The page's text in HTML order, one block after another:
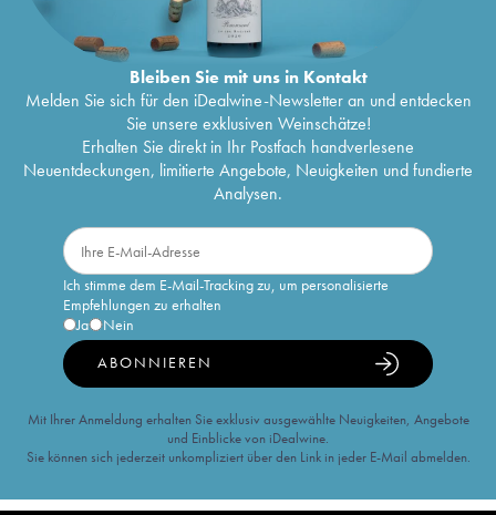
Bleiben Sie mit uns in Kontakt
Melden Sie sich für den iDealwine-Newsletter an und entdecken
Sie unsere exklusiven Weinschätze!
Erhalten Sie direkt in Ihr Postfach handverlesene
Neuentdeckungen, limitierte Angebote, Neuigkeiten und fundierte
Analysen.
Ich stimme dem E-Mail-Tracking zu, um personalisierte
Empfehlungen zu erhalten
Ja
Nein
ABONNIEREN
Mit Ihrer Anmeldung erhalten Sie exklusiv ausgewählte Neuigkeiten, Angebote
und Einblicke von iDealwine.
Sie können sich jederzeit unkompliziert über den Link in jeder E-Mail abmelden.